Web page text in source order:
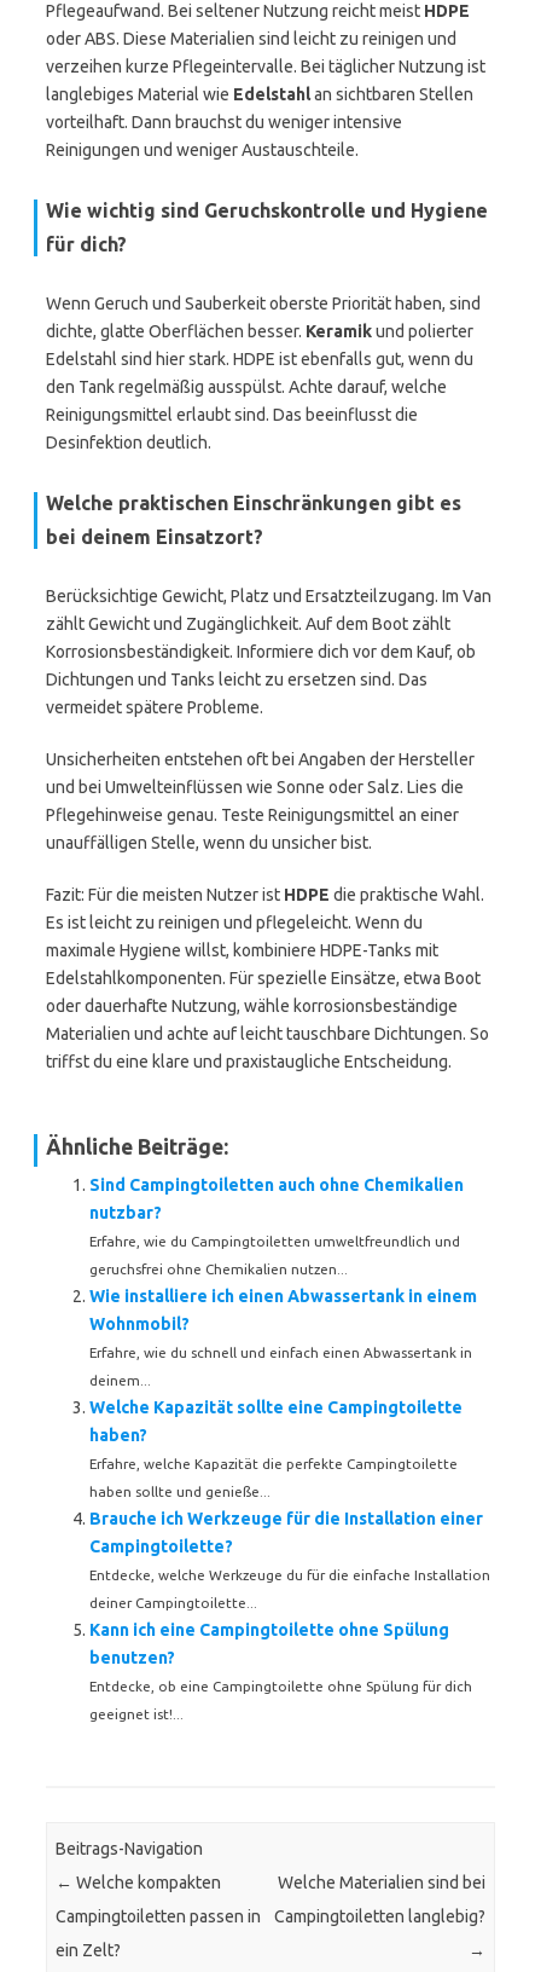
Pflegeaufwand. Bei seltener Nutzung reicht meist HDPE
oder ABS. Diese Materialien sind leicht zu reinigen und
verzeihen kurze Pflegeintervalle. Bei täglicher Nutzung ist
langlebiges Material wie Edelstahlan sichtbaren Stellen
vorteilhaft. Dann brauchst du weniger intensive
Reinigungen und weniger Austauschteile.
Wie wichtig sind Geruchskontrolle und Hygiene
für dich?
Wenn Geruch und Sauberkeit oberste Priorität haben, sind
dichte, glatte Oberflächen besser. Keramikund polierter
Edelstahl sind hier stark. HDPE ist ebenfalls gut, wenn du
den Tank regelmäßig ausspülst. Achte darauf, welche
Reinigungsmittel erlaubt sind. Das beeinflusst die
Desinfektion deutlich.
Welche praktischen Einschränkungen gibt es
bei deinem Einsatzort?
Berücksichtige Gewicht, Platz und Ersatzteilzugang. Im Van
zählt Gewicht und Zugänglichkeit. Auf dem Boot zählt
Korrosionsbeständigkeit. Informiere dich vor dem Kauf, ob
Dichtungen und Tanks leicht zu ersetzen sind. Das
vermeidet spätere Probleme.
Unsicherheiten entstehen oft bei Angaben der Hersteller
und bei Umwelteinflüssen wie Sonne oder Salz. Lies die
Pflegehinweise genau. Teste Reinigungsmittel an einer
unauffälligen Stelle, wenn du unsicher bist.
Fazit: Für die meisten Nutzer ist HDPE die praktische Wahl.
Es ist leicht zu reinigen und pflegeleicht. Wenn du
maximale Hygiene willst, kombiniere HDPE-Tanks mit
Edelstahlkomponenten. Für spezielle Einsätze, etwa Boot
oder dauerhafte Nutzung, wähle korrosionsbeständige
Materialien und achte auf leicht tauschbare Dichtungen. So
triffst du eine klare und praxistaugliche Entscheidung.
Ähnliche Beiträge:
Sind Campingtoiletten auch ohne Chemikalien
nutzbar?
Erfahre, wie du Campingtoiletten umweltfreundlich und
geruchsfrei ohne Chemikalien nutzen...
Wie installiere ich einen Abwassertank in einem
Wohnmobil?
Erfahre, wie du schnell und einfach einen Abwassertank in
deinem...
Welche Kapazität sollte eine Campingtoilette
haben?
Erfahre, welche Kapazität die perfekte Campingtoilette
haben sollte und genieße...
Brauche ich Werkzeuge für die Installation einer
Campingtoilette?
Entdecke, welche Werkzeuge du für die einfache Installation
deiner Campingtoilette...
Kann ich eine Campingtoilette ohne Spülung
benutzen?
Entdecke, ob eine Campingtoilette ohne Spülung für dich
geeignet ist!...
Beitrags-Navigation
← Welche kompakten
Campingtoiletten passen in
ein Zelt?
Welche Materialien sind bei
Campingtoiletten langlebig?
→